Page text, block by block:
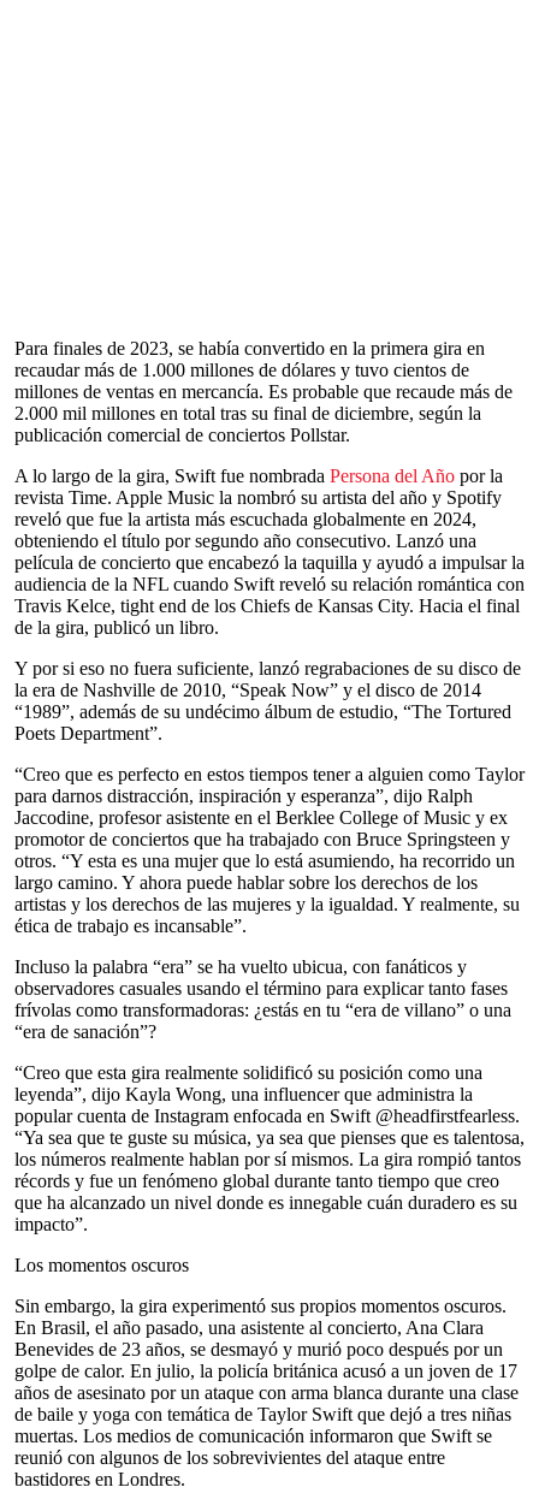
Para finales de 2023, se había convertido en la primera gira en
recaudar más de 1.000 millones de dólares y tuvo cientos de
millones de ventas en mercancía. Es probable que recaude más de
2.000 mil millones en total tras su final de diciembre, según la
publicación comercial de conciertos Pollstar.
A lo largo de la gira, Swift fue nombrada Persona del Año por la
revista Time. Apple Music la nombró su artista del año y Spotify
reveló que fue la artista más escuchada globalmente en 2024,
obteniendo el título por segundo año consecutivo. Lanzó una
película de concierto que encabezó la taquilla y ayudó a impulsar la
audiencia de la NFL cuando Swift reveló su relación romántica con
Travis Kelce, tight end de los Chiefs de Kansas City. Hacia el final
de la gira, publicó un libro.
Y por si eso no fuera suficiente, lanzó regrabaciones de su disco de
la era de Nashville de 2010, “Speak Now” y el disco de 2014
“1989”, además de su undécimo álbum de estudio, “The Tortured
Poets Department”.
“Creo que es perfecto en estos tiempos tener a alguien como Taylor
para darnos distracción, inspiración y esperanza”, dijo Ralph
Jaccodine, profesor asistente en el Berklee College of Music y ex
promotor de conciertos que ha trabajado con Bruce Springsteen y
otros. “Y esta es una mujer que lo está asumiendo, ha recorrido un
largo camino. Y ahora puede hablar sobre los derechos de los
artistas y los derechos de las mujeres y la igualdad. Y realmente, su
ética de trabajo es incansable”.
Incluso la palabra “era” se ha vuelto ubicua, con fanáticos y
observadores casuales usando el término para explicar tanto fases
frívolas como transformadoras: ¿estás en tu “era de villano” o una
“era de sanación”?
“Creo que esta gira realmente solidificó su posición como una
leyenda”, dijo Kayla Wong, una influencer que administra la
popular cuenta de Instagram enfocada en Swift @headfirstfearless.
“Ya sea que te guste su música, ya sea que pienses que es talentosa,
los números realmente hablan por sí mismos. La gira rompió tantos
récords y fue un fenómeno global durante tanto tiempo que creo
que ha alcanzado un nivel donde es innegable cuán duradero es su
impacto”.
Los momentos oscuros
Sin embargo, la gira experimentó sus propios momentos oscuros.
En Brasil, el año pasado, una asistente al concierto, Ana Clara
Benevides de 23 años, se desmayó y murió poco después por un
golpe de calor. En julio, la policía británica acusó a un joven de 17
años de asesinato por un ataque con arma blanca durante una clase
de baile y yoga con temática de Taylor Swift que dejó a tres niñas
muertas. Los medios de comunicación informaron que Swift se
reunió con algunos de los sobrevivientes del ataque entre
bastidores en Londres.